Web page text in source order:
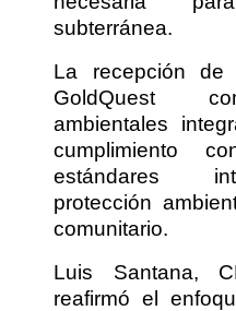
subterránea.
La recepción
GoldQuest
ambientales
cumplimiento
estándares
protección
comunitario.
Luis Santana,
reafirmó el